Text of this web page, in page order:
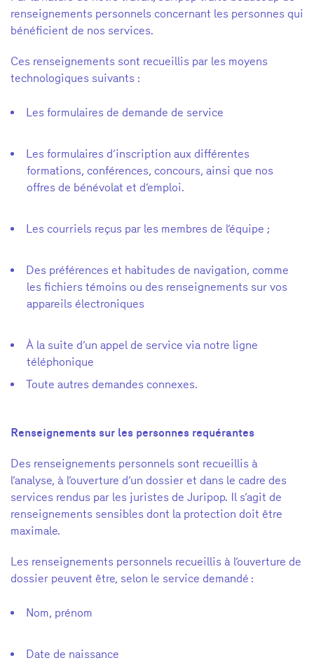
renseignements personnels concernant les personnes qui
bénéficient de nos services.
Ces renseignements sont recueillis par les moyens
technologiques suivants :
Les formulaires de demande de service
Les formulaires d’inscription aux différentes
formations, conférences, concours, ainsi que nos
offres de bénévolat et d’emploi.
Les courriels reçus par les membres de l’équipe ;
Des préférences et habitudes de navigation, comme
les fichiers témoins ou des renseignements sur vos
appareils électroniques
À la suite d’un appel de service via notre ligne
téléphonique
Toute autres demandes connexes.
Renseignements sur les personnes requérantes
Des renseignements personnels sont recueillis à
l’analyse, à l’ouverture d’un dossier et dans le cadre des
services rendus par les juristes de Juripop. Il s’agit de
renseignements sensibles dont la protection doit être
maximale.
Les renseignements personnels recueillis à l’ouverture de
dossier peuvent être, selon le service demandé :
Nom, prénom
Date de naissance